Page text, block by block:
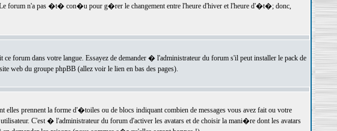
forum n'a pas �t� con�u pour g�rer le changement entre l'heure d'hiver et l'heure d'�t�; donc,
forum dans votre langue. Essayez de demander � l'administrateur du forum s'il peut installer le pack de
web du groupe phpBB (allez voir le lien en bas des pages).
prennent la forme d'�toiles ou de blocs indiquant combien de messages vous avez fait ou votre
C'est � l'administrateur du forum d'activer les avatars et de choisir la mani�re dont les avatars